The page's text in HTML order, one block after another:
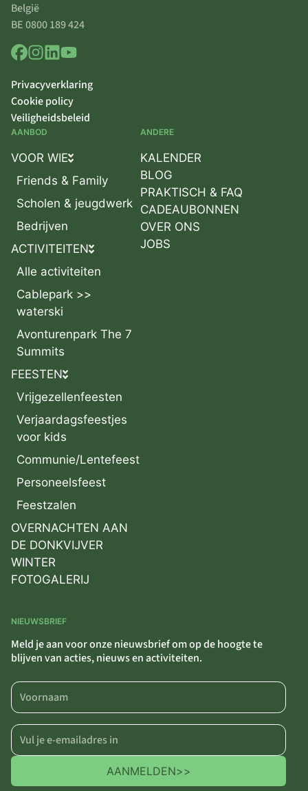
België
BE 0800 189 424
Privacyverklaring
Cookie policy
Veiligheidsbeleid
AANBOD
VOOR WIE
Friends & Family
Scholen & jeugdwerk
Bedrijven
ACTIVITEITEN
Alle activiteiten
Cablepark >>
waterski
Avonturenpark The 7
Summits
FEESTEN
Vrijgezellenfeesten
Verjaardagsfeestjes
voor kids
Communie/Lentefeest
Personeelsfeest
Feestzalen
OVERNACHTEN AAN
DE DONKVIJVER
WINTER
FOTOGALERIJ
ANDERE
KALENDER
BLOG
PRAKTISCH & FAQ
CADEAUBONNEN
OVER ONS
JOBS
NIEUWSBRIEF
Meld je aan voor onze nieuwsbrief om op de hoogte te
blijven van acties, nieuws en activiteiten.
AANMELDEN>>